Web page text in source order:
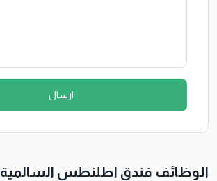
ارسال
الوظائف فندق اطلنطس السالمية